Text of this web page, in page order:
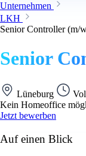
Unternehmen
LKH
Senior Controller (m/
Senior
Lüneburg
Kein Homeoffice
Jetzt bewerben
Auf einen Blick